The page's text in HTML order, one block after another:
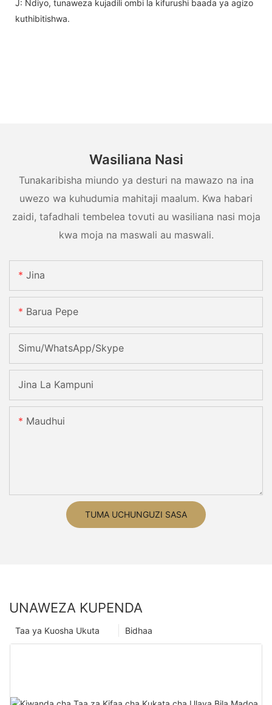
J: Ndiyo, tunaweza kujadili ombi la kifurushi baada ya agizo
kuthibitishwa.
Wasiliana Nasi
Tunakaribisha miundo ya desturi na mawazo na ina
uwezo wa kuhudumia mahitaji maalum. Kwa habari
zaidi, tafadhali tembelea tovuti au wasiliana nasi moja
kwa moja na maswali au maswali.
Jina
Barua Pepe
Simu/WhatsApp/Skype
Jina La Kampuni
Maudhui
TUMA UCHUNGUZI SASA
UNAWEZA KUPENDA
Bidhaa
Taa ya Kuosha Ukuta